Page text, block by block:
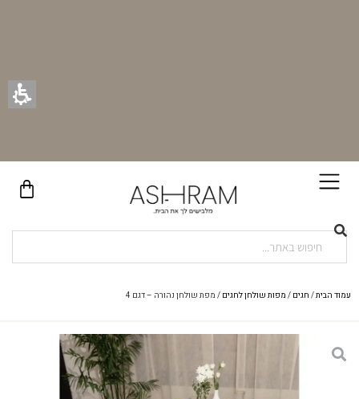
עמוד הבית/ חגים / מפות שולחן לחגים / מפת שולחן נהורה – דגם 4